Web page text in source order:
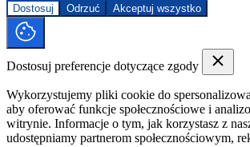
Dostosuj Odrzuć Akceptuj wszystko
Dostosuj preferencje dotyczące zgody
Wykorzystujemy pliki cookie do
aby oferować funkcje społecznościowe i
witrynie. Informacje o tym, jak korzystasz z
udostępniamy partnerom społecznościowym,